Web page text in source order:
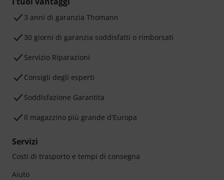
3 anni di garanzia Thomann
30 giorni di garanzia soddisfatti o rimborsati
Servizio Riparazioni
Consigli degli esperti
Soddisfazione Garantita
Il magazzino più grande d'Europa
Servizi
Costi di trasporto e tempi di consegna
Aiuto